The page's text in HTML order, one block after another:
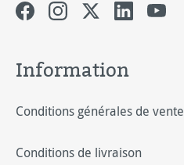
Information
Conditions générales de vente
Conditions de livraison